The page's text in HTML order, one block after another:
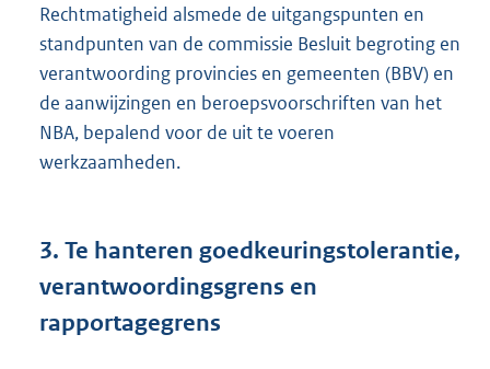
Rechtmatigheid alsmede de uitgangspunten en
standpunten van de commissie Besluit begroting en
verantwoording provincies en gemeenten (BBV) en
de aanwijzingen en beroepsvoorschriften van het
NBA, bepalend voor de uit te voeren
werkzaamheden.
3. Te hanteren goedkeuringstolerantie,
verantwoordingsgrens en
rapportagegrens